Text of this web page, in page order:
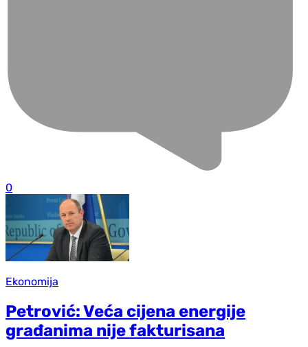
0
Ekonomija
Petrović: Veća cijena energije
građanima nije fakturisana